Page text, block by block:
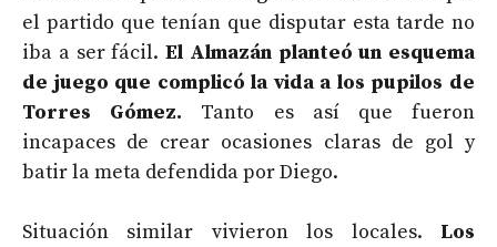
el partido que tenían que disputar esta tarde no
iba a ser fácil. El Almazán planteó un esquema
de juego que complicó la vida a los pupilos de
Torres Gómez. Tanto es así que fueron
incapaces de crear ocasiones claras de gol y
batir la meta defendida por Diego.
Situación similar vivieron los locales. Los